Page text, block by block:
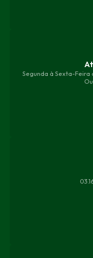
Segunda à Sexta-Feira